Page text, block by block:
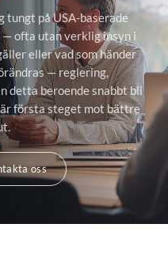
på USA-baserade
ofta utan verklig insyn i
eller vad som händer
— reglering,
detta beroende snabbt bli
första steget mot bättre
oss